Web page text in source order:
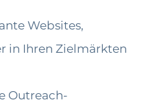
Websites,
in Ihren Zielmärkten
Outreach-